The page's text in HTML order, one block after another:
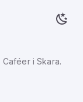
CaféeriSkara.